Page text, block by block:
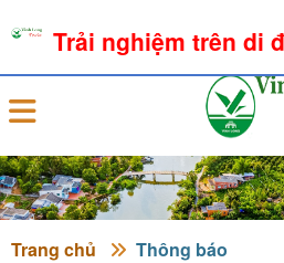
Đăng nhập
Trang chủ Thông báo
Trải nghiệm trên di